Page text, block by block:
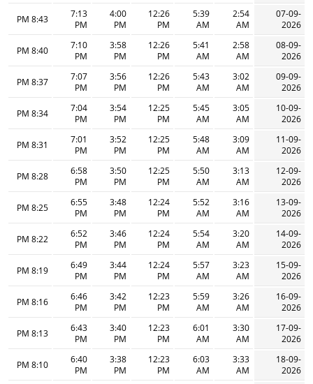
07-09-
2026
2:54
AM
5:39
AM
12:26
PM
4:00
PM
7:13
PM
8:43 PM
08-09-
2026
2:58
AM
5:41
AM
12:26
PM
3:58
PM
7:10
PM
8:40 PM
09-09-
2026
3:02
AM
5:43
AM
12:26
PM
3:56
PM
7:07
PM
8:37 PM
10-09-
2026
3:05
AM
5:45
AM
12:25
PM
3:54
PM
7:04
PM
8:34 PM
11-09-
2026
3:09
AM
5:48
AM
12:25
PM
3:52
PM
7:01
PM
8:31 PM
12-09-
2026
3:13
AM
5:50
AM
12:25
PM
3:50
PM
6:58
PM
8:28 PM
13-09-
2026
3:16
AM
5:52
AM
12:24
PM
3:48
PM
6:55
PM
8:25 PM
14-09-
2026
3:20
AM
5:54
AM
12:24
PM
3:46
PM
6:52
PM
8:22 PM
15-09-
2026
3:23
AM
5:57
AM
12:24
PM
3:44
PM
6:49
PM
8:19 PM
16-09-
2026
3:26
AM
5:59
AM
12:23
PM
3:42
PM
6:46
PM
8:16 PM
17-09-
2026
3:30
AM
6:01
AM
12:23
PM
3:40
PM
6:43
PM
8:13 PM
18-09-
2026
3:33
AM
6:03
AM
12:23
PM
3:38
PM
6:40
PM
8:10 PM